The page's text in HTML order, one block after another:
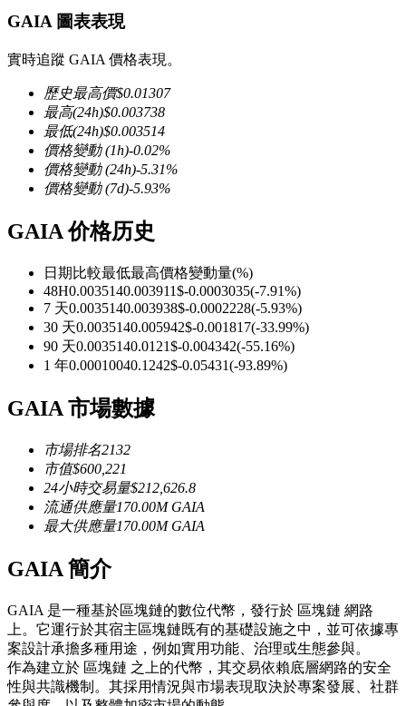
幣本位永續
以數字貨幣為保證金的永續合約
TradFi
美股、外匯、貴金屬及大宗商品衍生性商品
USDC永續
多種以USDC結算的永續合約
跟單
與頂尖交易專家同行
GAIA 圖表表現
實時追蹤 GAIA 價格表現。
歷史最高價$0.01307
最高(24h)$0.003738
最低(24h)$0.003514
價格變動(1h)-0.02%
價格變動(24h)-5.31%
價格變動(7d)-5.93%
GAIA 价格历史
日期比較最低最高價格變動量(%)
48H0.0035140.003911$-0.0003035(-7.91%)
7 天0.0035140.003938$-0.0002228(-5.93%)
30 天0.0035140.005942$-0.001817(-33.99%)
90 天0.0035140.0121$-0.004342(-55.16%)
1 年0.00010040.1242$-0.05431(-93.89%)
GAIA 市場數據
市場排名2132
市值$600,221
24小時交易量$212,626.8
流通供應量170.00M GAIA
最大供應量170.00M GAIA
GAIA 簡介
GAIA 是一種基於區塊鏈的數位代幣，發行於 區塊鏈 網路
上。它運行於其宿主區塊鏈既有的基礎設施之中，並可依據專
案設計承擔多種用途，例如實用功能、治理或生態參與。
作為建立於 區塊鏈 之上的代幣，其交易依賴底層網路的安全
性與共識機制。其採用情況與市場表現取決於專案發展、社群